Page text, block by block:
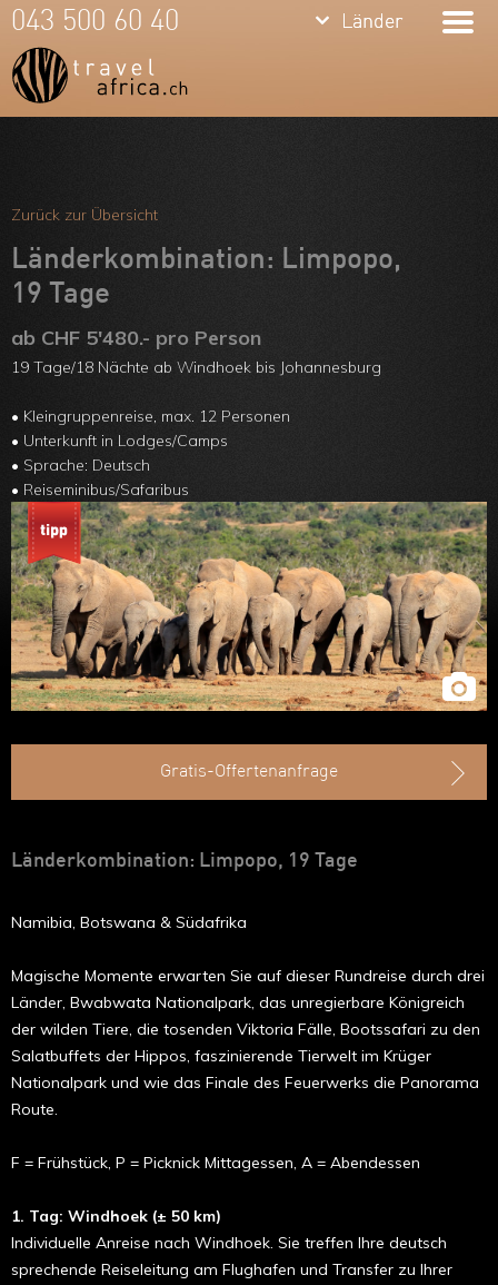
Team
Über uns
Feedbacks
Kontakt
keyboard_arrow_down Länder
Tansania &
Ruanda
Uganda
Äthiopien
Madagaskar
Marokko
keyboard_arrow_down Länder
043 500 60 40
Zurück zur Übersicht
Länderkombination: Limpopo,
19 Tage
ab CHF 5'480.- pro Person
19 Tage/18 Nächte ab Windhoek bis Johannesburg
• Kleingruppenreise, max. 12 Personen
• Unterkunft in Lodges/Camps
• Sprache: Deutsch
• Reiseminibus/Safaribus
Gratis-Offertenanfrage
Länderkombination: Limpopo, 19 Tage
Namibia, Botswana & Südafrika
Magische Momente erwarten Sie auf dieser Rundreise durch drei
Länder, Bwabwata Nationalpark, das unregierbare Königreich
der wilden Tiere, die tosenden Viktoria Fälle, Bootssafari zu den
Salatbuffets der Hippos, faszinierende Tierwelt im Krüger
Nationalpark und wie das Finale des Feuerwerks die Panorama
Route.
F = Frühstück, P = Picknick Mittagessen, A = Abendessen
1. Tag: Windhoek (± 50 km)
Individuelle Anreise nach Windhoek. Sie treffen Ihre deutsch
sprechende Reiseleitung am Flughafen und Transfer zu Ihrer